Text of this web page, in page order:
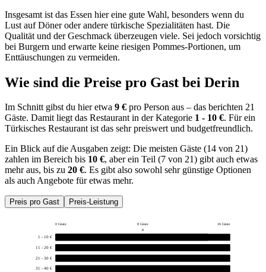
Insgesamt ist das Essen hier eine gute Wahl, besonders wenn du
Lust auf Döner oder andere türkische Spezialitäten hast. Die
Qualität und der Geschmack überzeugen viele. Sei jedoch vorsichtig
bei Burgern und erwarte keine riesigen Pommes-Portionen, um
Enttäuschungen zu vermeiden.
Wie sind die Preise pro Gast bei Derin
Im Schnitt gibst du hier etwa 9 € pro Person aus – das berichten 21
Gäste. Damit liegt das Restaurant in der Kategorie 1 - 10 €. Für ein
Türkisches Restaurant ist das sehr preiswert und budgetfreundlich.
Ein Blick auf die Ausgaben zeigt: Die meisten Gäste (14 von 21)
zahlen im Bereich bis 10 €, aber ein Teil (7 von 21) gibt auch etwas
mehr aus, bis zu 20 €. Es gibt also sowohl sehr günstige Optionen
als auch Angebote für etwas mehr.
Preis pro Gast Preis-Leistung
0 Gäste 8 Gäste
16 Gäste
8
1 - 10 €
11 - 20 €
21 - 30 €
31 - 40 €